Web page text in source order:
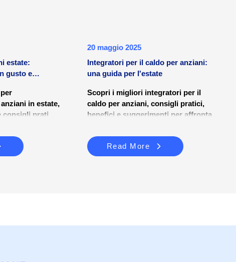
estate:
gusto e
in estate,
pratici
20 maggio 2025
Integratori per il caldo per anziani:
una guida per l'estate
Scopri i migliori integratori per il
caldo per anziani, consigli pratici,
benefici e suggerimenti per affrontare
Read More